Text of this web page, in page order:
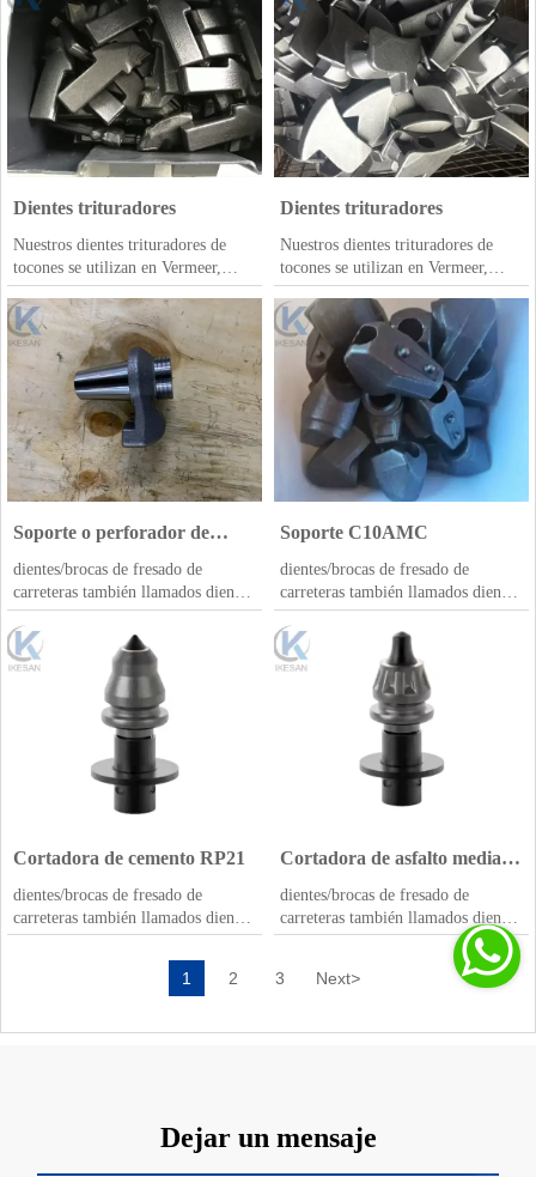
en el lugar de trabajo se requieren
dientes de buena calidad, podemos
brindarle la mejor solución para los
proyectos de formación de bolas,
dientes de cubo, dientes de bala,
brocas de rodillo disponibles aquí y
siempre con suficiente stock
Dientes trituradores
Nuestros dientes trituradores de
tocones se utilizan en Vermeer,
Rayco, Greenteeth, Toro, Dosko,
Yellow Jacket, Carlton, Praxis,
Bluebird, DR, Predator, Multi Tip
Greenteeth o cualquier otra marca;
Dientes trituradores
Nuestros dientes trituradores de
tocones se utilizan en Vermeer,
Rayco, Greenteeth, Toro, Dosko,
Yellow Jacket, Carlton, Praxis,
Bluebird, DR, Predator, Multi Tip
Greenteeth o cualquier otra marca;
Soporte o perforador de
Bomag para equipos Bomag
dientes/brocas de fresado de
carreteras también llamados dientes
de planificación de carreteras
ampliamente utilizados en
fresadoras de carreteras
diferentes formas de púas/puntas
para diferentes proyectos de
fresado de carreteras,
pavimento asfáltico, hormigón,
reciclaje en frío, etc.
Soporte C10AMC
dientes/brocas de fresado de
carreteras también llamados dientes
de planificación de carreteras
ampliamente utilizados en
fresadoras de carreteras
diferentes formas de púas/puntas
para diferentes proyectos de
fresado de carreteras,
principalmente incluyendo
pavimento asfáltico, hormigón,
reciclaje en frío, etc.
Cortadora de cemento RP21
dientes/brocas de fresado de
carreteras también llamados dientes
de planificación de carreteras
ampliamente utilizados en
para diferentes proyectos de
Cortadora de asfalto mediana
RK4-02P
dientes/brocas de fresado de
carreteras también llamados dientes
de planificación de carreteras
ampliamente utilizados en
fresadoras de carreteras
para diferentes proyectos de
1 2 3 Next>
Dejar un mensaje
